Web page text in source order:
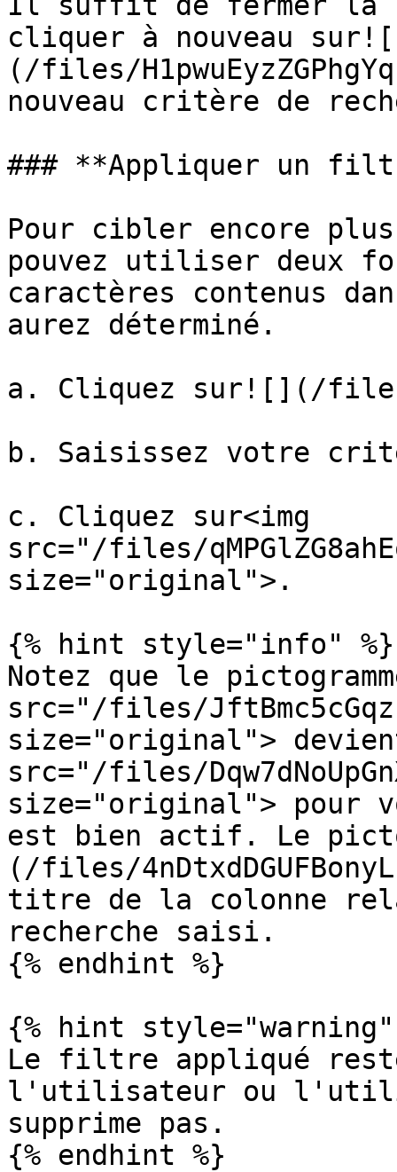
cliquer à nouveau
(/files/
nouveau critère de
### **Appliquer un
Pour cibler encore
pouvez utiliser deux
caractères contenus
aurez déterminé.
a. Cliquez sur![](/files/
b. Saisissez votre
c. Cliquez sur<img
src="/files/
size="original">.
{% hint style="info" %}
Notez que le
src="/files/
size="original">
src="/files/
size="original"> pour
est bien actif. Le
(/files/
titre de la colonne
recherche saisi.
{% endhint %}
{% hint style="warning"
Le filtre appliqué
l'utilisateur ou
supprime pas.
{% endhint %}